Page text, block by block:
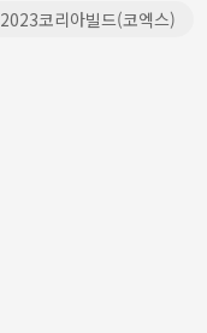
2023코리아빌드(코엑스)